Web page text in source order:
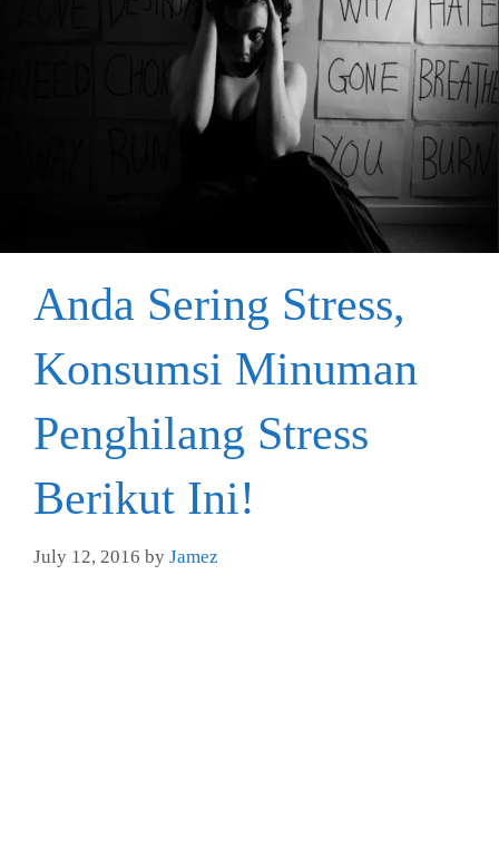
Anda Sering Stress,
Konsumsi Minuman
Penghilang Stress
Berikut Ini!
July 12, 2016 by Jamez